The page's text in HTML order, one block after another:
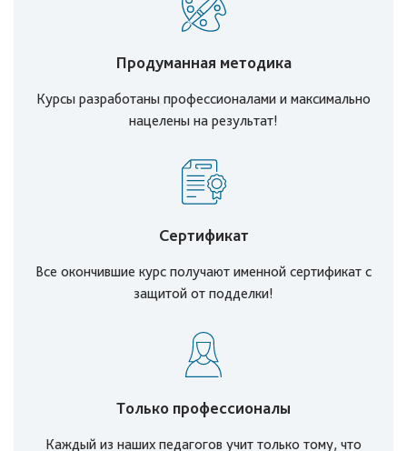
Продуманная методика
Курсы разработаны профессионалами и максимально
нацелены на результат!
Сертификат
Все окончившие курс получают именной сертификат с
защитой от подделки!
Только профессионалы
Каждый из наших педагогов учит только тому, что